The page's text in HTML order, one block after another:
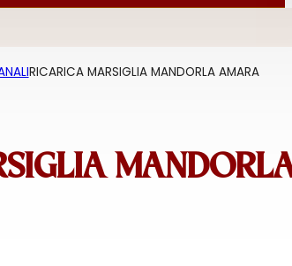
RICARICA MARSIGLIA MANDORLA AMARA